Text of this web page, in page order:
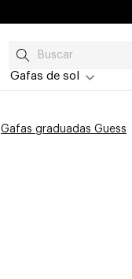
Gafas de sol
Gafas graduadas Guess